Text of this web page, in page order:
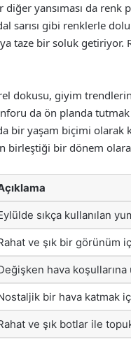
yansıması da renk
sarısı gibi renklerle
taze bir soluk getiriyor.
dokusu, giyim
da ön planda
bir yaşam biçimi olarak
birleştiği bir dönem
sıkça kullanılan
ve şık bir görünüm
hava koşullarına
bir hava katmak
ve şık botlar ile